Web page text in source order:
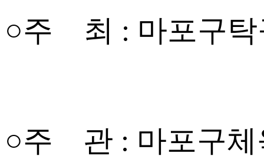
○주 최 : 마포구탁
○주 관 : 마포구체